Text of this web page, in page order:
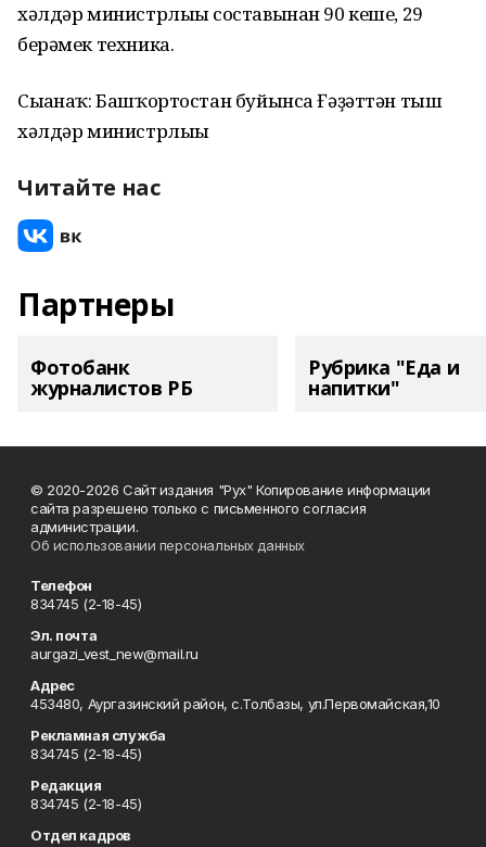
хәлдәр министрлығы составынан 90 кеше, 29
берәмек техника.
Сығанаҡ: Башҡортостан буйынса Ғәҙәттән тыш
хәлдәр министрлығы
Читайте нас
Партнеры
Фотобанк
журналистов РБ
Рубрика "Еда и
напитки"
© 2020-2026 Сайт издания "Рух" Копирование информации
сайта разрешено только с письменного согласия
администрации.
Об использовании персональных данных
Телефон
834745 (2-18-45)
Эл. почта
aurgazi_vest_new@mail.ru
Адрес
453480, Аургазинский район, с.Толбазы, ул.Первомайская,10
Рекламная служба
834745 (2-18-45)
Редакция
834745 (2-18-45)
Отдел кадров